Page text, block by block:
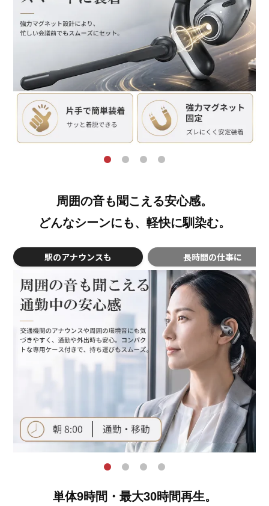
周囲の音も聞こえる安心感。
どんなシーンにも、軽快に馴染む。
駅のアナウンスも 長時間の仕事に
単体9時間・最大30時間再生。